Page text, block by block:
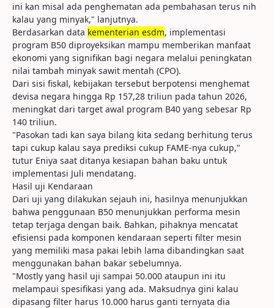
ini kan misal ada penghematan ada pembahasan terus nih
kalau yang minyak," lanjutnya.
Berdasarkan data kementerian esdm, implementasi
program B50 diproyeksikan mampu memberikan manfaat
ekonomi yang signifikan bagi negara melalui peningkatan
nilai tambah minyak sawit mentah (CPO).
Dari sisi fiskal, kebijakan tersebut berpotensi menghemat
devisa negara hingga Rp 157,28 triliun pada tahun 2026,
meningkat dari target awal program B40 yang sebesar Rp
140 triliun.
"Pasokan tadi kan saya bilang kita sedang berhitung terus
tapi cukup kalau saya prediksi cukup FAME-nya cukup,"
tutur Eniya saat ditanya kesiapan bahan baku untuk
implementasi Juli mendatang.
Hasil uji Kendaraan
Dari uji yang dilakukan sejauh ini, hasilnya menunjukkan
bahwa penggunaan B50 menunjukkan performa mesin
tetap terjaga dengan baik. Bahkan, pihaknya mencatat
efisiensi pada komponen kendaraan seperti filter mesin
yang memiliki masa pakai lebih lama dibandingkan saat
menggunakan bahan bakar sebelumnya.
"Mostly yang hasil uji sampai 50.000 ataupun ini itu
melampaui spesifikasi yang ada. Maksudnya gini kalau
dipasang filter harus 10.000 harus ganti ternyata dia